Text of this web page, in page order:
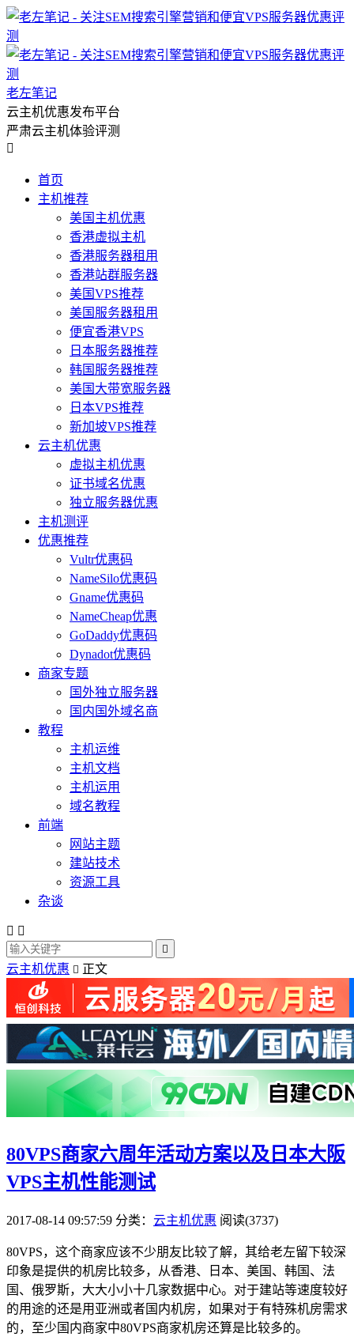
老左笔记
云主机优惠发布平台
严肃云主机体验评测

首页
主机推荐
美国主机优惠
香港虚拟主机
香港服务器租用
香港站群服务器
美国VPS推荐
美国服务器租用
便宜香港VPS
日本服务器推荐
韩国服务器推荐
美国大带宽服务器
日本VPS推荐
新加坡VPS推荐
云主机优惠
虚拟主机优惠
证书域名优惠
独立服务器优惠
主机测评
优惠推荐
Vultr优惠码
NameSilo优惠码
Gname优惠码
NameCheap优惠
GoDaddy优惠码
Dynadot优惠码
商家专题
国外独立服务器
国内国外域名商
教程
主机运维
主机文档
主机运用
域名教程
前端
网站主题
建站技术
资源工具
杂谈
 

云主机优惠  正文
80VPS商家六周年活动方案以及日本大阪
VPS主机性能测试
2017-08-14 09:57:59 分类： 云主机优惠 阅读(3737)
80VPS，这个商家应该不少朋友比较了解，其给老左留下较深
印象是提供的机房比较多，从香港、日本、美国、韩国、法
国、俄罗斯，大大小小十几家数据中心。对于建站等速度较好
的用途的还是用亚洲或者国内机房，如果对于有特殊机房需求
的，至少国内商家中80VPS商家机房还算是比较多的。